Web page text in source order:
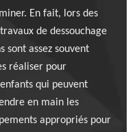
En fait, lors des
de dessouchage
sont assez souvent
réaliser pour
qui peuvent
en main les
appropriés pour